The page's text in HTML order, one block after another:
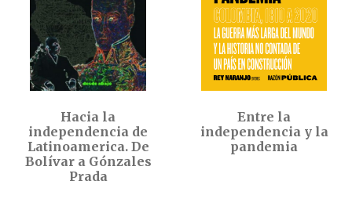
Hacia la
independencia de
Latinoamerica. De
Bolívar a Gónzales
Prada
Entre la
independencia y la
pandemia